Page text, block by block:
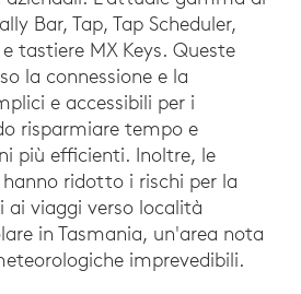
Bar, Tap, Tap Scheduler,
tastiere MX Keys. Queste
la connessione e la
e accessibili per i
risparmiare tempo e
più efficienti. Inoltre, le
ridotto i rischi per la
ai viaggi verso località
in Tasmania, un'area nota
imprevedibili.